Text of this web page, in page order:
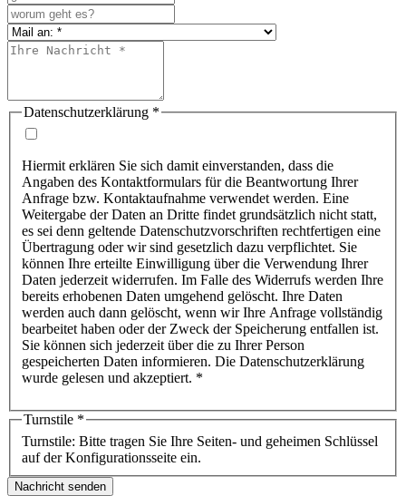
Datenschutzerklärung *
Hiermit erklären Sie sich damit einverstanden, dass die
Angaben des Kontaktformulars für die Beantwortung Ihrer
Anfrage bzw. Kontaktaufnahme verwendet werden. Eine
Weitergabe der Daten an Dritte findet grundsätzlich nicht statt,
es sei denn geltende Datenschutzvorschriften rechtfertigen eine
Übertragung oder wir sind gesetzlich dazu verpflichtet. Sie
können Ihre erteilte Einwilligung über die Verwendung Ihrer
Daten jederzeit widerrufen. Im Falle des Widerrufs werden Ihre
bereits erhobenen Daten umgehend gelöscht. Ihre Daten
werden auch dann gelöscht, wenn wir Ihre Anfrage vollständig
bearbeitet haben oder der Zweck der Speicherung entfallen ist.
Sie können sich jederzeit über die zu Ihrer Person
gespeicherten Daten informieren. Die Datenschutzerklärung
wurde gelesen und akzeptiert. *
Turnstile *
Turnstile: Bitte tragen Sie Ihre Seiten- und geheimen Schlüssel
auf der Konfigurationsseite ein.
Nachricht senden